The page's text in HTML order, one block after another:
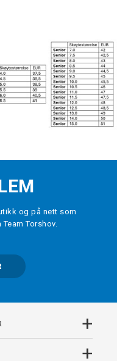
og på nett som
Torshov.
+
+